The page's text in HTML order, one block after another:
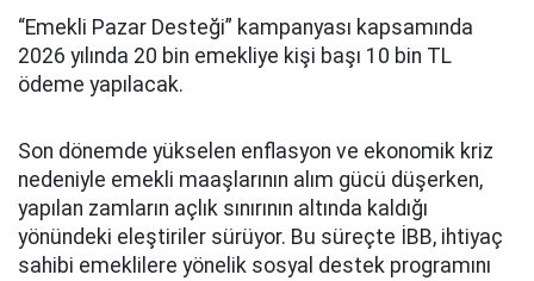
“Emekli Pazar Desteği” kampanyası kapsamında
2026 yılında 20 bin emekliye kişi başı 10 bin TL
ödeme yapılacak.
Son dönemde yükselen enflasyon ve ekonomik kriz
nedeniyle emekli maaşlarının alım gücü düşerken,
yapılan zamların açlık sınırının altında kaldığı
yönündeki eleştiriler sürüyor. Bu süreçte İBB, ihtiyaç
sahibi emeklilere yönelik sosyal destek programını